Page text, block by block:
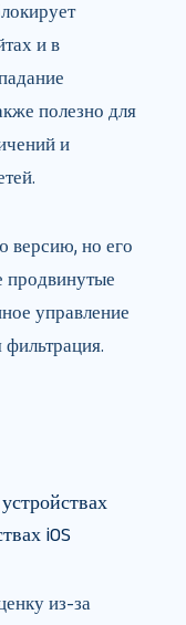
и в
полезно для
и
версию, но его
продвинутые
управление
iOS
из-за